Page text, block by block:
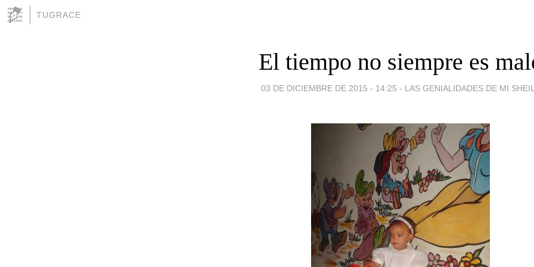
TUGRACE
El tiempo no siempre es
03 DE DICIEMBRE DE 2015 - 14:25 - LAS GENIALIDADES DE MI